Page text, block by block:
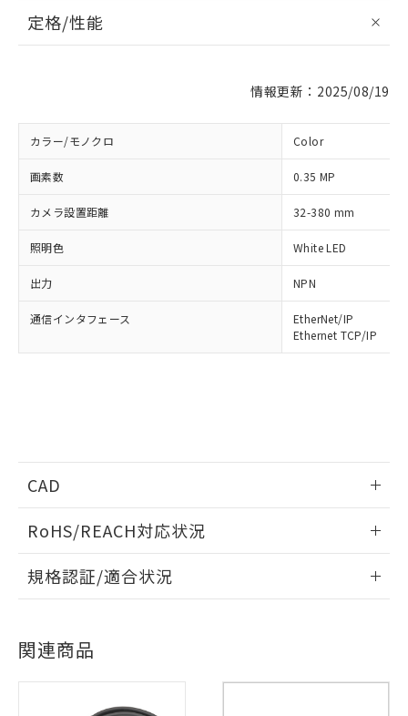
定格/性能
情報更新：2025/08/19
カラー/モノクロ Color
画素数 0.35 MP
カメラ設置距離 32-380 mm
照明色 White LED
出力 NPN
通信インタフェース
EtherNet/IP
Ethernet TCP/IP
CAD
ログイン/会員登録いただくと、CADデータをダウンロー
ドすることができます。
RoHS/REACH対応状況
EU RoHS 注意事項・凡例
対応状況 ※1
規格認証/適合状況
No
関連商品対応済み：EU RoHS指令（10物質）の
対応予定：EU RoHS指令（10物質）の非含